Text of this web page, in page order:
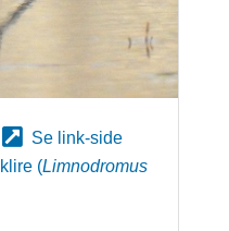
Se link-side
(Limnodromus